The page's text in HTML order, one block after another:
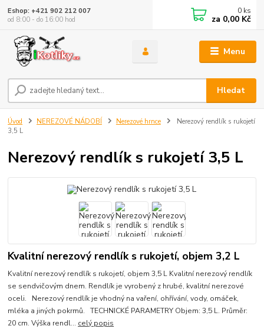
Menu
Hledat
Eshop: +421 902 212 007
od 8:00 - do 16:00 hod
0 ks
za 0,00 Kč
Úvod NEREZOVÉ NÁDOBÍ Nerezové hrnce
Nerezový rendlík s rukojetí
3,5 L
Nerezový rendlík s rukojetí 3,5 L
Kvalitní nerezový rendlík s rukojetí, objem 3,2 L
Kvalitní nerezový rendlík s rukojetí, objem 3,5 L Kvalitní nerezový rendlík
se sendvičovým dnem. Rendlík je vyrobený z hrubé, kvalitní nerezové
oceli. Nerezový rendlík je vhodný na vaření, ohřívání, vody, omáček,
mléka a jiných pokrmů. TECHNICKÉ PARAMETRY Objem: 3,5 L. Průměr:
20 cm. Výška rendl... celý popis